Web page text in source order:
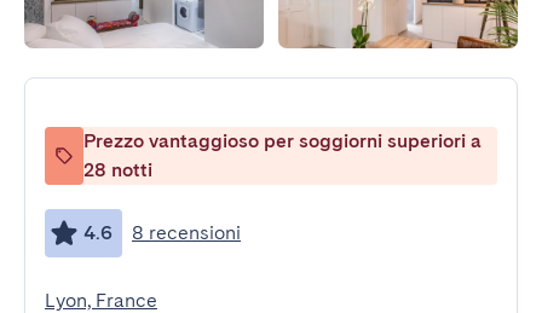
Prezzo vantaggioso per soggiorni superiori a
28 notti
4.6 8 recensioni
Lyon, France